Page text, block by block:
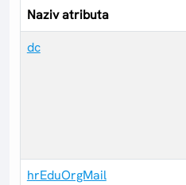
Naziv atributa
dc
hrEduOrgMail